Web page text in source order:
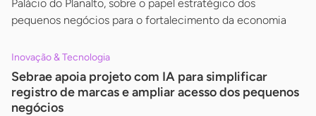
Palácio do Planalto, sobre o papel estratégico dos
pequenos negócios para o fortalecimento da economia
Inovação & Tecnologia
Sebrae apoia projeto com IA para simplificar
registro de marcas e ampliar acesso dos pequenos
negócios